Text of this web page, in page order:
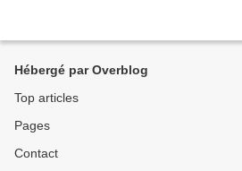
Hébergé par Overblog
Top articles
Pages
Contact